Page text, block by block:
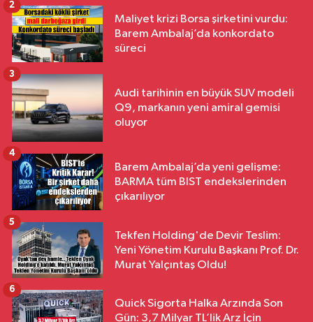
Maliyet krizi Borsa şirketini vurdu:
Barem Ambalaj’da konkordato
süreci
2
Audi tarihinin en büyük SUV modeli
Q9, markanın yeni amiral gemisi
oluyor
3
Barem Ambalaj’da yeni gelişme:
BARMA tüm BIST endekslerinden
çıkarılıyor
4
Tekfen Holding'de Devir Teslim:
Yeni Yönetim Kurulu Başkanı Prof. Dr.
Murat Yalçıntaş Oldu!
5
Quick Sigorta Halka Arzında Son
Gün: 3,7 Milyar TL’lik Arz İçin
6